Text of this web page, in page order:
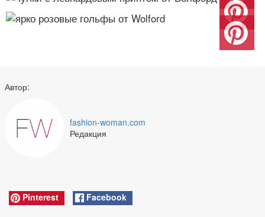
Автор:
fashion-woman.com
Редакция
Pinterest Facebook